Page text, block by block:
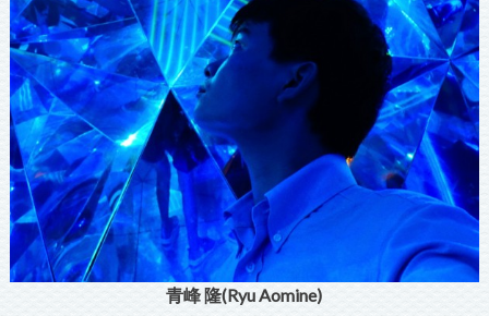
青峰 隆(Ryu Aomine)